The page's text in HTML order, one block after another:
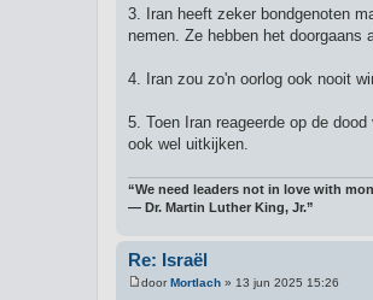
3. Iran heeft zeker bondgenoten
nemen. Ze hebben het doorgaans
4. Iran zou zo'n oorlog ook nooit
5. Toen Iran reageerde op de
ook wel uitkijken.
“We need leaders not in love with
― Dr. Martin Luther King, Jr.”
Re: Israël
doorMortlach » 13 jun 2025 15:26